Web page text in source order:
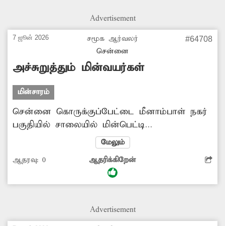
சரிசெய்தனர். உடனடி நடவடிக்கை எடுத்த
அதிகாரிகளுக்கும், அதற்கு தூண்டுதலாக நின்ற
'தினத்தந்தி' பத்திரிகைக்கும் அப்பகுதி
பொதுமக்கள் பாராட்டை தெரிவித்துள்ளனர்.
Advertisement
7 ஜூன் 2026
சமூக ஆர்வலர்
சென்னை
#64708
அச்சுறுத்தும் மின்வயர்கள்
மின்சாரம்
சென்னை கொருக்குப்பேட்டை மீனாம்பாள் நகர்
பகுதியில் சாலையில் மின்பெட்டி
அமைக்கப்பட்டுள்ளது. ஆனால் இந்த மின்பெட்டி
சேதமடைந்து அதில் உள்ள மின்வயர்கள்
சாலையில் கிடக்கின்றன. இதனால்
மழைக்காலங்களில் ஏதேனும் அசம்பாவிதம்
அச்சப்படுகின்றனர். எனவே சம்பந்தப்பட்ட
மாநகராட்சி அதிகாரிகள் மக்களுக்கு
மேலும்
ஆதரவு: 0 ஆதரிக்கிறேன்
Advertisement